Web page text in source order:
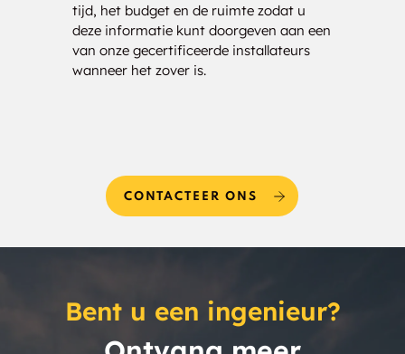
tijd, het budget en de ruimte zodat u
deze informatie kunt doorgeven aan een
van onze gecertificeerde installateurs
wanneer het zover is.
CONTACTEER ONS
Bent u een ingenieur?